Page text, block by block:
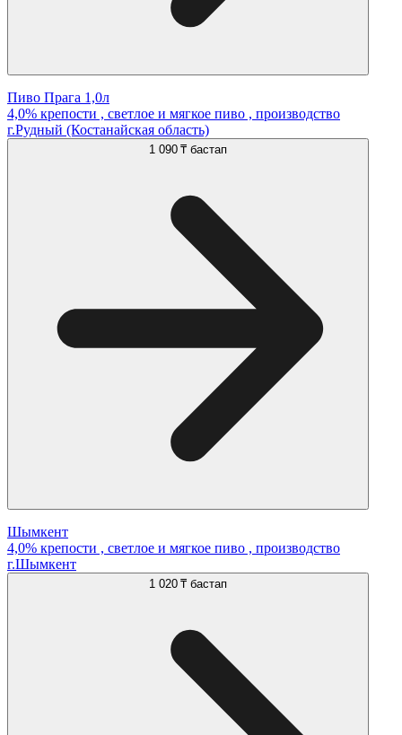
Пиво Прага 1,0л
4,0% крепости , светлое и мягкое пиво , производство
г.Рудный (Костанайская область)
1 090 ₸ бастап
Шымкент
4,0% крепости , светлое и мягкое пиво , производство
г.Шымкент
1 020 ₸ бастап